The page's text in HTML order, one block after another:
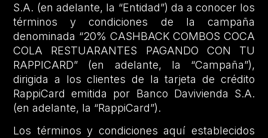
S.A. (en adelante, la “Entidad”) da a conocer los
términos y condiciones de la campaña
denominada “20% CASHBACK COMBOS COCA
COLA RESTUARANTES PAGANDO CON TU
RAPPICARD” (en adelante, la “Campaña”),
dirigida a los clientes de la tarjeta de crédito
RappiCard emitida por Banco Davivienda S.A.
(en adelante, la “RappiCard”).
Los términos y condiciones aquí establecidos